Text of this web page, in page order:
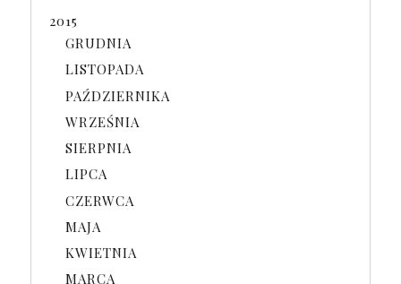
2015
GRUDNIA
LISTOPADA
PAŹDZIERNIKA
WRZEŚNIA
SIERPNIA
LIPCA
CZERWCA
MAJA
KWIETNIA
MARCA